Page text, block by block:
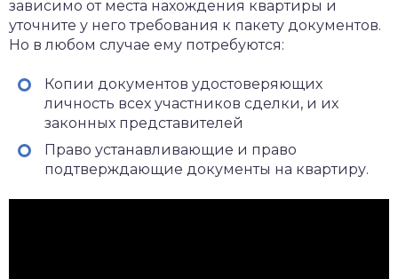
зависимо от места нахождения квартиры и
уточните у него требования к пакету документов.
Но в любом случае ему потребуются:
Копии документов удостоверяющих
личность всех участников сделки, и их
законных представителей
Право устанавливающие и право
подтверждающие документы на квартиру.